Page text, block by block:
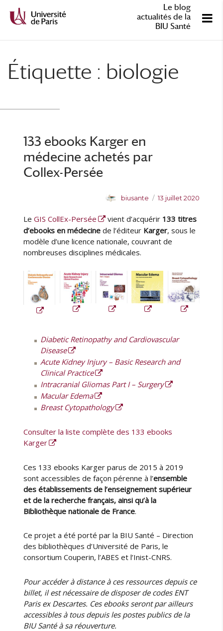
Le blog
actualités de la
BIU Santé
Étiquette : biologie
133 ebooks Karger en
médecine achetés par
Collex-Persée
A
t
e
u
r
biusante
P
b
l
i
e
13 juillet 2020
LeGIS CollEx-Persée vient d’acquérir 133 titres
d’ebooks en médecinede l’éditeur Karger, sous le
modèle d’une licence nationale, couvrant de
nombreuses disciplines médicales.
Diabetic Retinopathy and Cardiovascular
Disease
Acute Kidney Injury – Basic Research and
Clinical Practice
Intracranial Gliomas Part I – Surgery
Macular Edema
Breast Cytopathology
Consulter la liste complète des 133 ebooks
Karger
Ces 133 ebooks Karger parus de 2015 à 2019
sont accessibles de façon pérenne à l’ensemble
des établissements de l’enseignement supérieur
et de la recherche français, ainsi qu’à la
Bibliothèque nationale de France.
Ce projet a été porté par la BIU Santé – Direction
des bibliothèques d’Université de Paris, le
consortium Couperin, l’ABES et l’Inist-CNRS.
Pour accéder à distance à ces ressources depuis ce
billet, il est nécessaire de disposer de codes ENT
Paris ex Descartes. Ces ebooks seront par ailleurs
accessibles à tous depuis les postes publics de la
BIU Santé à sa réouverture.